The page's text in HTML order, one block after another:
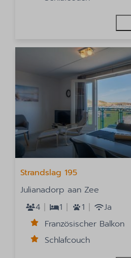
Strandslag 195
Julianadorp aan Zee
4
1 1
Ja
Französischer Balkon
Schlafcouch